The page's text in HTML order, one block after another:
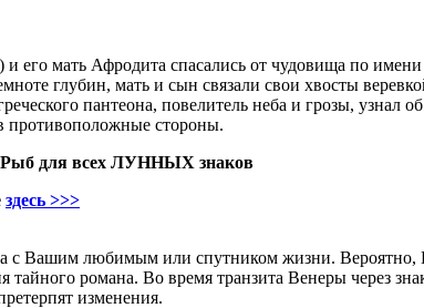
его мать Афродита спасались от чудовища по
глубин, мать и сын связали свои хвосты
пантеона, повелитель неба и грозы,
противоположные стороны.
Рыб для всех ЛУННЫХ знаков
здесь >>>
с Вашим любимым или спутником жизни.
тайного романа. Во время транзита Венеры через
изменения.